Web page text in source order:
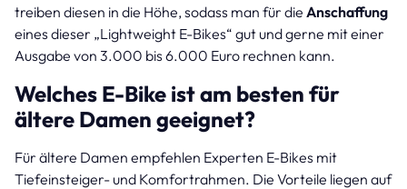
treiben diesen in die Höhe, sodass man für die Anschaffung
eines dieser „Lightweight E-Bikes“ gut und gerne mit einer
Ausgabe von 3.000 bis 6.000 Euro rechnen kann.
Welches E-Bike ist am besten für
ältere Damen geeignet?
Für ältere Damen empfehlen Experten E-Bikes mit
Tiefeinsteiger- und Komfortrahmen. Die Vorteile liegen auf